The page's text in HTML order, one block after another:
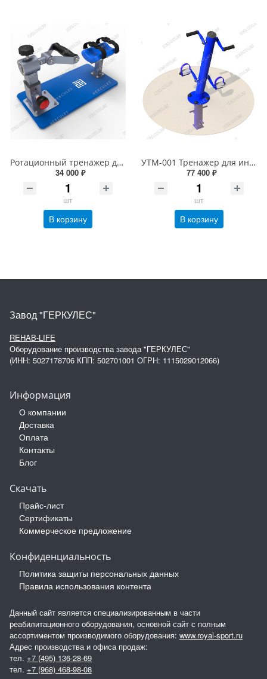
Ротационный тренажер для пронации и супинации кисти руки
34 000 ₽
шт
В корзину
УТМ-001 Тренажер для инвалидов колясочников &quot;Ручной и ножной велосипед&quot;
77 400 ₽
шт
В корзину
Завод "ГЕРКУЛЕС"
REHAB-LIFE
Оборудование производства завода "ГЕРКУЛЕС"
(ИНН: 5027178706 КПП: 502701001 ОГРН: 1115029012066)
Информация
О компании
Доставка
Оплата
Контакты
Блог
Скачать
Прайс-лист
Сертификаты
Коммерческое предложение
Конфиденциальность
Политика защиты персональных данных
Правила использования контента
Данный сайт является специализированным в части
реабилитационного оборудования, основной сайт с полным
ассортиментом производимого оборудования: www.royal-sport.ru
Адрес производства и офиса продаж:
тел. +7 (495) 136-28-69
тел. +7 (968) 468-98-08